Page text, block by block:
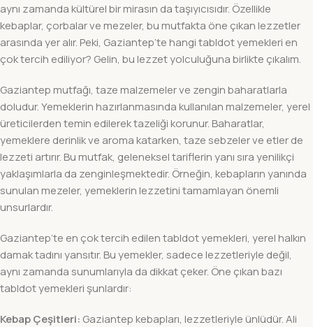
aynı zamanda kültürel bir mirasın da taşıyıcısıdır. Özellikle
kebaplar, çorbalar ve mezeler, bu mutfakta öne çıkan lezzetler
arasında yer alır. Peki, Gaziantep’te hangi tabldot yemekleri en
çok tercih ediliyor? Gelin, bu lezzet yolculuğuna birlikte çıkalım.
Gaziantep mutfağı, taze malzemeler ve zengin baharatlarla
doludur. Yemeklerin hazırlanmasında kullanılan malzemeler, yerel
üreticilerden temin edilerek tazeliği korunur. Baharatlar,
yemeklere derinlik ve aroma katarken, taze sebzeler ve etler de
lezzeti artırır. Bu mutfak, geleneksel tariflerin yanı sıra yenilikçi
yaklaşımlarla da zenginleşmektedir. Örneğin, kebapların yanında
sunulan mezeler, yemeklerin lezzetini tamamlayan önemli
unsurlardır.
Gaziantep’te en çok tercih edilen tabldot yemekleri, yerel halkın
damak tadını yansıtır. Bu yemekler, sadece lezzetleriyle değil,
aynı zamanda sunumlarıyla da dikkat çeker. Öne çıkan bazı
tabldot yemekleri şunlardır:
Kebap Çeşitleri: Gaziantep kebapları, lezzetleriyle ünlüdür. Ali